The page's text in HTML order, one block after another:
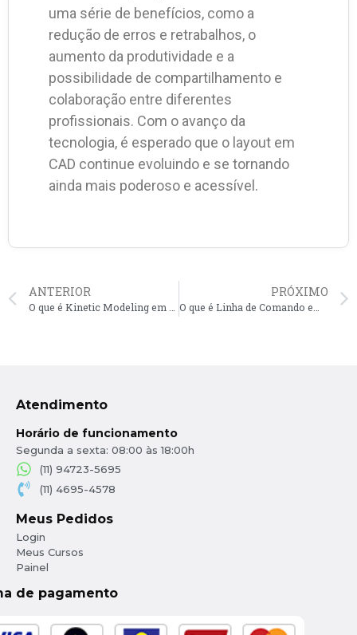
uma série de benefícios, como a
redução de erros e retrabalhos, o
aumento da produtividade e a
possibilidade de compartilhamento e
colaboração entre diferentes
profissionais. Com o avanço da
tecnologia, é esperado que o layout em
CAD continue evoluindo e se tornando
ainda mais poderoso e acessível.
ANTERIOR
O que é Kinetic Modeling em CAD?
PRÓXIMO
O que é Linha de Comando em CAD?
Atendimento
Horário de funcionamento
Segunda a sexta: 08:00 às 18:00h
(11) 94723-5695
(11) 4695-4578
Meus Pedidos
Login
Meus Cursos
Painel
de pagamento